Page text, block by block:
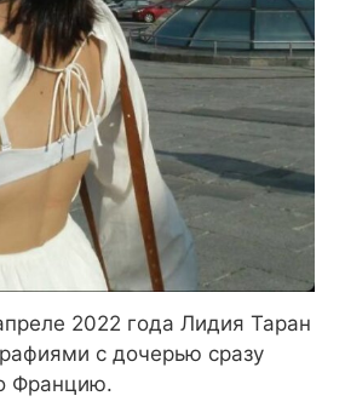
2022 года Лидия Таран
с дочерью сразу
Францию.